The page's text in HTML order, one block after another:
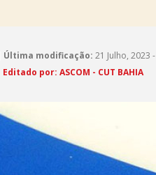
Última modificação: 21 Julho, 2023
Editado por: ASCOM - CUT BAHIA